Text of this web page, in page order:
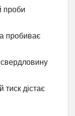
проби
пробиває
дістає